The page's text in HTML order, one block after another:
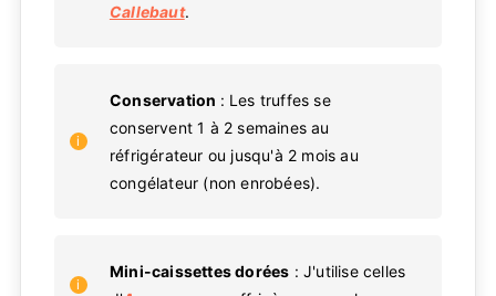
Callebaut.
Conservation : Les truffes se
conservent 1 à 2 semaines au
réfrigérateur ou jusqu'à 2 mois au
congélateur (non enrobées).
Mini-caissettes dorées : J'utilise celles